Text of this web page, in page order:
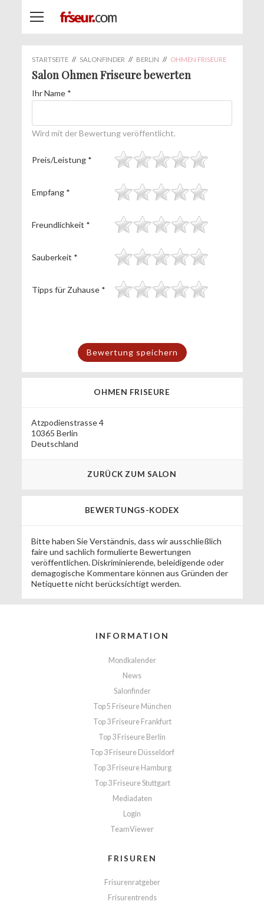
STARTSEITE // SALONFINDER // BERLIN // OHMEN FRISEURE
Salon Ohmen Friseure bewerten
Ihr Name *
Wird mit der Bewertung veröffentlicht.
Preis/Leistung *
Empfang *
Freundlichkeit *
Sauberkeit *
Tipps für Zuhause *
OHMEN FRISEURE
Atzpodienstrasse 4
10365 Berlin
Deutschland
ZURÜCK ZUM SALON
BEWERTUNGS-KODEX
Bitte haben Sie Verständnis, dass wir ausschließlich
faire und sachlich formulierte Bewertungen
veröffentlichen. Diskriminierende, beleidigende oder
demagogische Kommentare können aus Gründen der
Netiquette nicht berücksichtigt werden.
INFORMATION
Mondkalender
News
Salonfinder
Top 5 Friseure München
Top 3 Friseure Frankfurt
Top 3 Friseure Berlin
Top 3 Friseure Düsseldorf
Top 3 Friseure Hamburg
Top 3 Friseure Stuttgart
Mediadaten
Login
TeamViewer
FRISUREN
Frisurenratgeber
Frisurentrends